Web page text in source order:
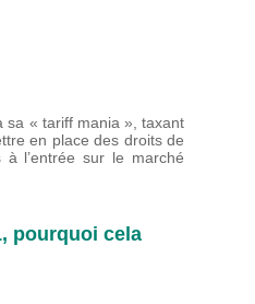
sa « tariff mania », taxant
en place des droits de
l’entrée sur le marché
pourquoi cela